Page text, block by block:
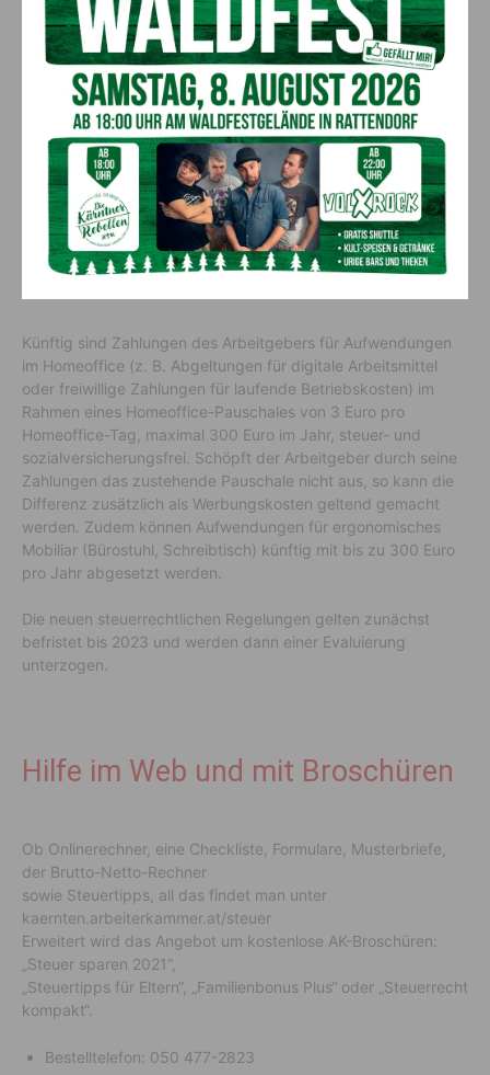
Die Regierung hat sich gemeinsam mit den Sozialpartnern auf
Regeln für das Homeoffice
geeinigt. Bislang waren Kosten im Zusammenhang mit der
Tätigkeit im Homeoffice nur eingeschränkt absetzbar. So
konnte zwar der berufliche Anteil von (digitalen) Arbeitsmitteln
wie Laptop, Handy oder der Internetverbindung geltend
gemacht werden, sonstige anfallende Kosten wie z.B. Strom,
Heizung oder Büromöbel waren nur dann absetzbar, wenn
quasi ausschließlich im Homeoffice gearbeitet wird und es
keinen physischen Arbeitsplatz im Unternehmen gibt.
Künftig sind Zahlungen des Arbeitgebers für Aufwendungen
im Homeoffice (z. B. Abgeltungen für digitale Arbeitsmittel
oder freiwillige Zahlungen für laufende Betriebskosten) im
Rahmen eines Homeoffice-Pauschales von 3 Euro pro
Homeoffice-Tag, maximal 300 Euro im Jahr, steuer- und
sozialversicherungsfrei. Schöpft der Arbeitgeber durch seine
Zahlungen das zustehende Pauschale nicht aus, so kann die
Differenz zusätzlich als Werbungskosten geltend gemacht
werden. Zudem können Aufwendungen für ergonomisches
Mobiliar (Bürostuhl, Schreibtisch) künftig mit bis zu 300 Euro
pro Jahr abgesetzt werden.
Die neuen steuerrechtlichen Regelungen gelten zunächst
befristet bis 2023 und werden dann einer Evaluierung
unterzogen.
Hilfe im Web und mit Broschüren
Ob Onlinerechner, eine Checkliste, Formulare, Musterbriefe,
der Brutto-Netto-Rechner
sowie Steuertipps, all das findet man unter
kaernten.arbeiterkammer.at/steuer
Erweitert wird das Angebot um kostenlose AK-Broschüren:
„Steuer sparen 2021“,
„Steuertipps für Eltern“, „Familienbonus Plus“ oder „Steuerrecht
kompakt“.
Bestelltelefon: 050 477-2823